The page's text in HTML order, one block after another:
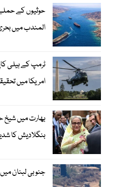
حوثیوں کے حملے
المندب میں
ٹرمپ کے ہیلی
امریکا میں
بھارت میں شیخ
بنگلادیش کا
جنوبی لبنان